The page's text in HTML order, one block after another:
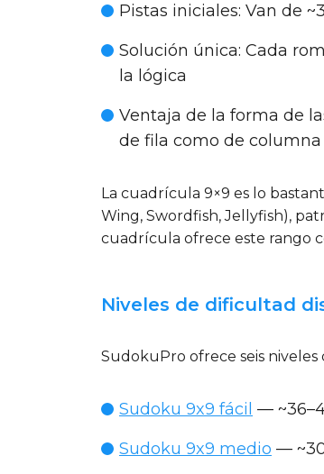
Pistas iniciales: Van de
Solución única: Cada
la lógica
Ventaja de la forma de
de fila como de
La cuadrícula 9×9 es lo
Wing, Swordfish, Jellyfish),
cuadrícula ofrece este rango
Niveles de dificultad
SudokuPro ofrece seis
Sudoku 9x9 fácil —
Sudoku 9x9 medio —